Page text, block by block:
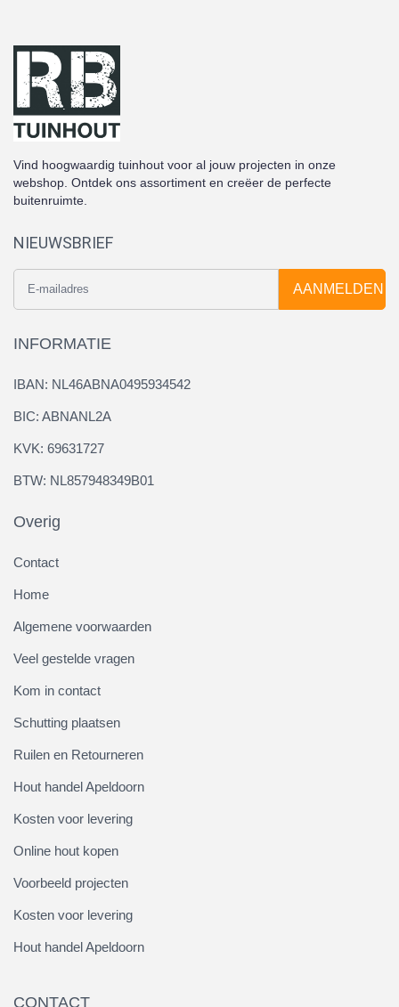
Vind hoogwaardig tuinhout voor al jouw projecten in onze
webshop. Ontdek ons assortiment en creëer de perfecte
buitenruimte.
NIEUWSBRIEF
AANMELDEN
INFORMATIE
IBAN: NL46ABNA0495934542
BIC: ABNANL2A
KVK: 69631727
BTW: NL857948349B01
Overig
Contact
Home
Algemene voorwaarden
Veel gestelde vragen
Kom in contact
Schutting plaatsen
Ruilen en Retourneren
Hout handel Apeldoorn
Kosten voor levering
Online hout kopen
Voorbeeld projecten
Kosten voor levering
Hout handel Apeldoorn
CONTACT